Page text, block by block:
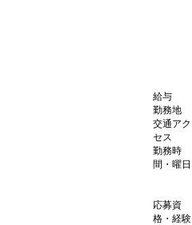
給与
勤務地
交通アク
セス
勤務時
間・曜日
応募資
格・経験